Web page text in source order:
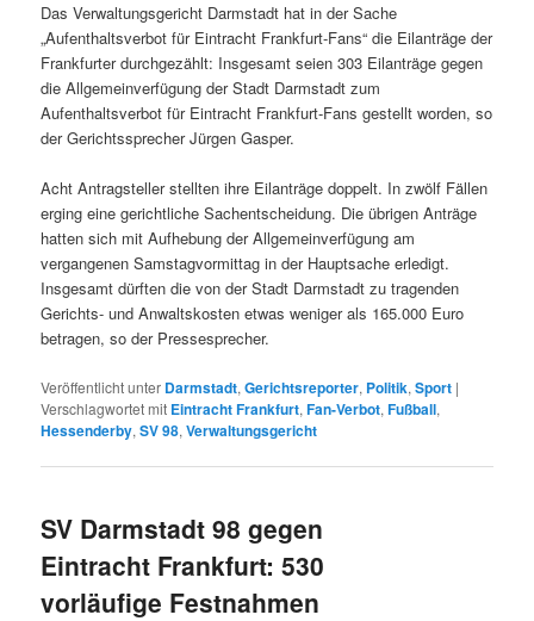
Das Verwaltungsgericht Darmstadt hat in der Sache
„Aufenthaltsverbot für Eintracht Frankfurt-Fans“ die Eilanträge der
Frankfurter durchgezählt: Insgesamt seien 303 Eilanträge gegen
die Allgemeinverfügung der Stadt Darmstadt zum
Aufenthaltsverbot für Eintracht Frankfurt-Fans gestellt worden, so
der Gerichtssprecher Jürgen Gasper.
Acht Antragsteller stellten ihre Eilanträge doppelt. In zwölf Fällen
erging eine gerichtliche Sachentscheidung. Die übrigen Anträge
hatten sich mit Aufhebung der Allgemeinverfügung am
vergangenen Samstagvormittag in der Hauptsache erledigt.
Insgesamt dürften die von der Stadt Darmstadt zu tragenden
Gerichts- und Anwaltskosten etwas weniger als 165.000 Euro
betragen, so der Pressesprecher.
Veröffentlicht unter Darmstadt,Gerichtsreporter, Politik,Sport |
Verschlagwortet mit Eintracht Frankfurt,Fan-Verbot,Fußball,
Hessenderby,SV 98,Verwaltungsgericht
SV Darmstadt 98 gegen
Eintracht Frankfurt: 530
vorläufige Festnahmen